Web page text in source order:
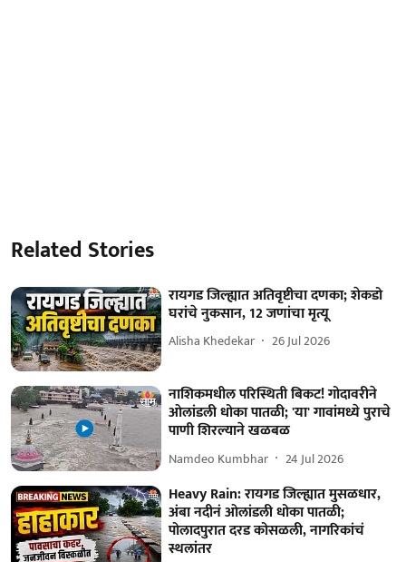
Related Stories
रायगड जिल्ह्यात अतिवृष्टीचा दणका; शेकडो
घरांचे नुकसान, 12 जणांचा मृत्यू
Alisha Khedekar 26 Jul 2026
नाशिकमधील परिस्थिती बिकट! गोदावरीने
ओलांडली धोका पातळी; 'या' गावांमध्ये पुराचे
पाणी शिरल्याने खळबळ
Namdeo Kumbhar 24 Jul 2026
Heavy Rain: रायगड जिल्ह्यात मुसळधार,
अंबा नदीनं ओलांडली धोका पातळी;
पोलादपुरात दरड कोसळली, नागरिकांचं
स्थलांतर